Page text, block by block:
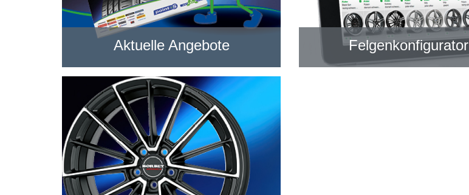
Aktuelle Angebote Felgenkonfigurator